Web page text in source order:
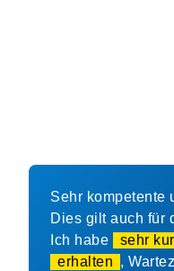
Sehr kompetente
Dies gilt auch für
Ich habe
sehr
erhalten ,